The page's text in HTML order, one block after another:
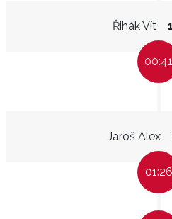
Řihák Vít
00:41
Jaroš Alex
01:26